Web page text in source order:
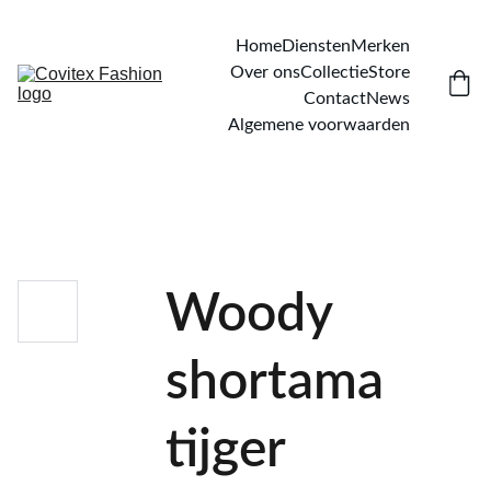
HomeDienstenMerken
Over onsCollectieStore
ContactNews
Algemene voorwaarden
Woody
shortama
tijger